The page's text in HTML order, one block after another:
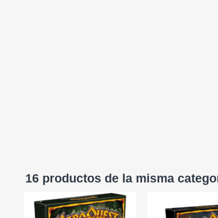
16 productos de la misma